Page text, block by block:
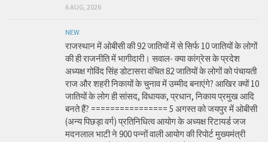
6 AUG, 2026
NEW
राजस्थान में ओबीसी की 92 जातियों में से सिर्फ 10 जातियों के लोगों
की ही राजनीति में भागीदारी। सवाल- क्या कांग्रेस के प्रदेश
अध्यक्ष गोविंद सिंह डोटासरा वंचित 82 जातियों के लोगों को पंचायती
राज और शहरी निकायों के चुनाव में उम्मीद बनाएंगे? आखिर क्यों 10
जातियों के लोग ही सांसद, विधायक, प्रधान, निकाय प्रमुख आदि
बनते हैं? ================ 5 अगस्त को जयपुर में ओबीसी
(अन्य पिछड़ा वर्ग) प्रतिनिधित्व आयोग के अध्यक्ष रिटायर्ड जज
मदनलाल भाटी ने 900 पन्नों वाली आयोग की रिपोर्ट मुख्यमंत्री